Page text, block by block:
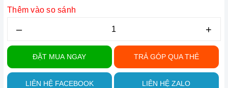
Thêm vào so sánh
– +
ĐẶT MUA NGAY TRẢ GÓP QUA THẺ
LIÊN HỆ FACEBOOK LIÊN HỆ ZALO